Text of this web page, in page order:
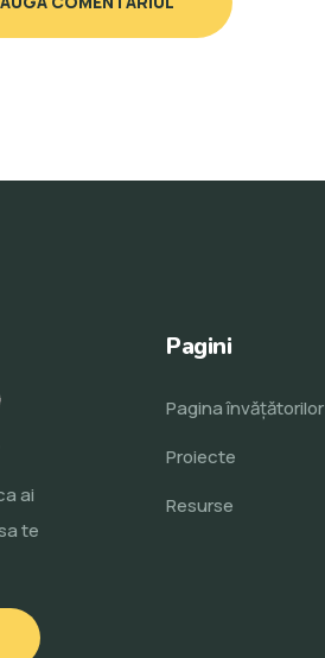
ai
te
Pagini
Pagina învăţătorilor
Proiecte
Resurse